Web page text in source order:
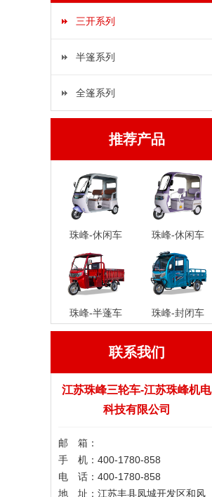
三开系列
半篷系列
全篷系列
推荐产品
珠峰-休闲车 珠峰-休闲车
珠峰-半蓬车 珠峰-封闭车
联系我们
江苏珠峰三轮车-江苏珠峰机电
科技有限公司
邮 箱：
手 机：400-1780-858
电 话：400-1780-858
地 址：江苏丰县凤城开发区和风